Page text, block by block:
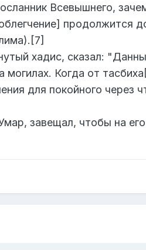
Всевышнего,
продолжится
хадис, сказал:
Когда от
для покойного через
завещал, чтобы на